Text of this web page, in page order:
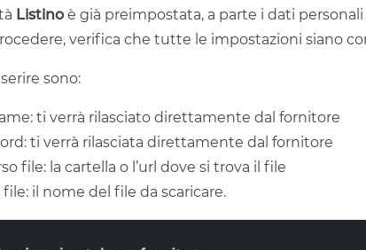
Listino è già preimpostata, a parte i dati
verifica che tutte le impostazioni siano
sono:
ti verrà rilasciato direttamente dal fornitore
ti verrà rilasciata direttamente dal fornitore
file: la cartella o l’url dove si trova il file
il nome del file da scaricare.